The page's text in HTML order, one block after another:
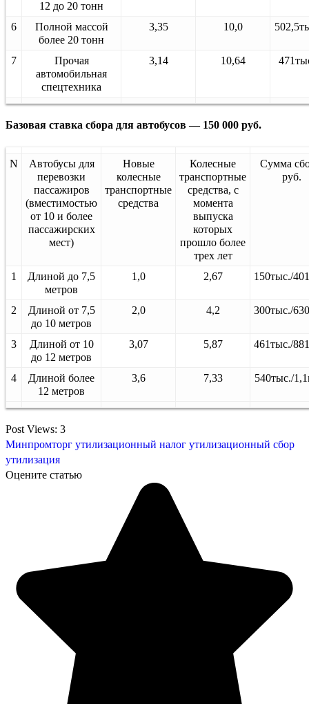
12 до 20 тонн
6
Полной массой
более 20 тонн
3,35 10,0
7
Прочая
автомобильная
спецтехника
3,14 10,64
Базовая ставка сбора для автобусов — 150 000 руб.
N
Автобусы для
перевозки
пассажиров
(вместимостью
от 10 и более
пассажирских
мест)
Новые
колесные
транспортные
средства
Колесные
транспортные
средства, с
момента
выпуска
которых
прошло более
трех лет
Сумма
руб.
1
Длиной до 7,5
метров
1,0 2,67 150тыс./
2
Длиной от 7,5
до 10 метров
2,0 4,2 300тыс./
3
Длиной от 10
до 12 метров
3,07 5,87 461тыс./
4
Длиной более
12 метров
3,6 7,33 540тыс./
Post Views: 3
Минпромторг утилизационный налог утилизационный сбор
утилизация
Оцените статью